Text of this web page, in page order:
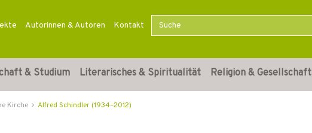
Autorinnen & Autoren Kontakt
& Studium Literarisches & Spiritualität Religion & Gesellschaft
Kirche Alfred Schindler (1934–2012)